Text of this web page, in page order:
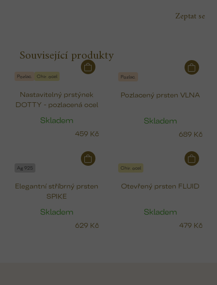
Zeptat se
Související produkty
Pozlac. Chir. ocel
Nastavitelný prstýnek
DOTTY - pozlacená ocel
Skladem
459 Kč
Pozlac.
Pozlacený prsten VLNA
Skladem
689 Kč
Ag 925
Elegantní stříbrný prsten
SPIKE
Skladem
629 Kč
Chir. ocel
Otevřený prsten FLUID
Skladem
479 Kč